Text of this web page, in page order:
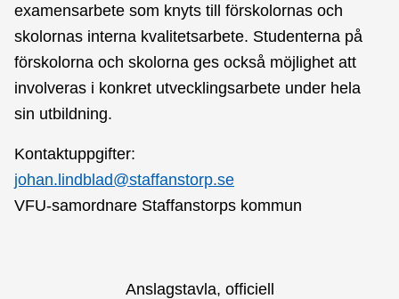
examensarbete som knyts till förskolornas och
skolornas interna kvalitetsarbete. Studenterna på
förskolorna och skolorna ges också möjlighet att
involveras i konkret utvecklingsarbete under hela
sin utbildning.
Kontaktuppgifter:
johan.lindblad@staffanstorp.se
VFU-samordnare Staffanstorps kommun
Anslagstavla, officiell